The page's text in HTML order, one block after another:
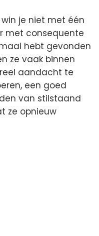
je niet met één
met consequente
hebt gevonden
ze vaak binnen
aandacht te
een goed
van stilstaand
ze opnieuw